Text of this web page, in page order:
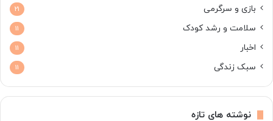
بازی و سرگرمی 21
سلامت و رشد کودک 11
اخبار 11
سبک زندگی 11
نوشته های تازه